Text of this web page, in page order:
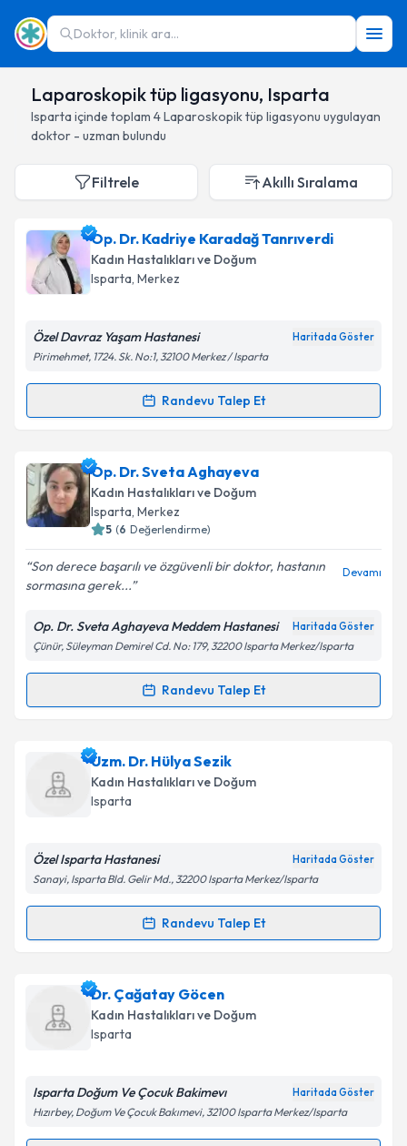
Doktor, klinik ara...
Laparoskopik tüp ligasyonu, Isparta
Isparta içinde toplam 4Laparoskopik tüp ligasyonu uygulayan
doktor - uzman bulundu
Filtrele Akıllı Sıralama
Op. Dr. Kadriye Karadağ Tanrıverdi
Kadın Hastalıkları ve Doğum
Isparta, Merkez
Özel Davraz Yaşam Hastanesi Haritada Göster
Pirimehmet, 1724. Sk. No:1, 32100 Merkez / Isparta
Randevu Talep Et
Randevu Takvimi Talebi
Op. Dr. Kadriye Karadağ Tanrıverdi
takvimi talebi oluşturun. Size bu uzmandan randevu
almanız için bir takvim hazırlandığında e-posta ile
bilgilendireceğiz.
E-posta Adresiniz
Kişisel verilerimin işlenmesine ilişkinAydınlatma
Metni'ni okudum ve kişisel verilerimin belirtilen
kapsamda işlenmesini kabul ediyorum.
Op. Dr. Sveta Aghayeva
Kadın Hastalıkları ve Doğum
Isparta, Merkez
5 (6 Değerlendirme)
Son derece başarılı ve özgüvenli bir doktor, hastanın
sormasına gerek...
Devamı
Op. Dr. Sveta Aghayeva Meddem Hastanesi Haritada Göster
Çünür, Süleyman Demirel Cd. No: 179, 32200 Isparta Merkez/Isparta
Randevu Talep Et
Randevu Takvimi Talebi
Op. Dr. Sveta Aghayevaiçin randevu takvimi talebi
oluşturun. Size bu uzmandan randevu almanız için bir
takvim hazırlandığında e-posta ile bilgilendireceğiz.
Kişisel verilerimin işlenmesine ilişkin
Metni'ni okudum ve kişisel verilerimin belirtilen
Takvim Talebini Gönder
Uzm. Dr. Hülya Sezik
Kadın Hastalıkları ve Doğum
Isparta
Özel Isparta Hastanesi Haritada Göster
Sanayi, Isparta Bld. Gelir Md., 32200 Isparta Merkez/Isparta
Randevu Talep Et
Randevu Takvimi Talebi
Uzm. Dr. Hülya Sezikiçin randevu takvimi talebi
oluşturun. Size bu uzmandan randevu almanız için bir
takvim hazırlandığında e-posta ile bilgilendireceğiz.
Dr. Çağatay Göcen
Kadın Hastalıkları ve Doğum
Isparta
Isparta Doğum Ve Çocuk Bakimevı Haritada Göster
Hızırbey, Doğum Ve Çocuk Bakımevi, 32100 Isparta Merkez/Isparta